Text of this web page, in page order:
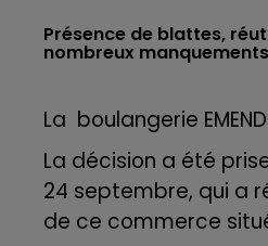
Présence de blattes,
nombreux
La boulangerie
La décision a été
24 septembre, qui a
de ce commerce